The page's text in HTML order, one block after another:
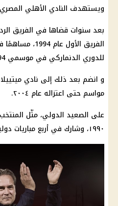
ويستهدف النادي الأهلي المصري
بعد سنوات قضاها في الفريق
الفريق الأول
للدوري الدنماركي في موسمي 1994-1995 و1998-1999.
مواسم حتى اعتزاله عام ٢٠٠٤.
١٩٩٠، وشارك في أربع مباريات دولية.